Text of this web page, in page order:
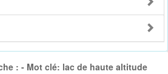
: - Mot clé: lac de haute altitude